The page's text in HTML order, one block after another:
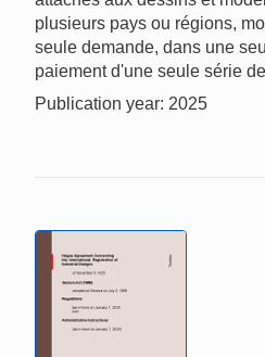
plusieurs pays ou régions,
seule demande, dans une
paiement d'une seule série
Publication year: 2025